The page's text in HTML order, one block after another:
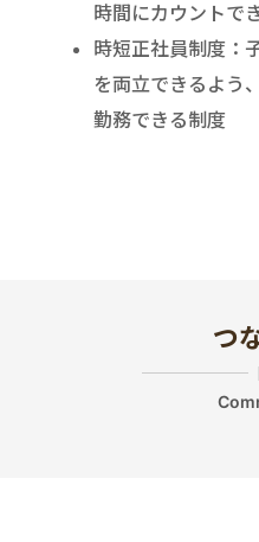
時間にカウントで
時短正社員制度：
を両立できるよう
勤務できる制度
つ